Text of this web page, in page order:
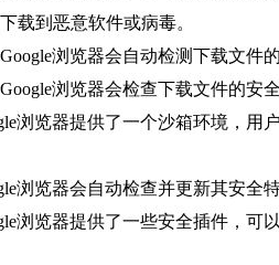
载到恶意软件或病毒。
浏览器会自动检测下载文件
浏览器会检查下载文件的安
浏览器提供了一个沙箱环境，
浏览器会自动检查并更新其安全
浏览器提供了一些安全插件，可